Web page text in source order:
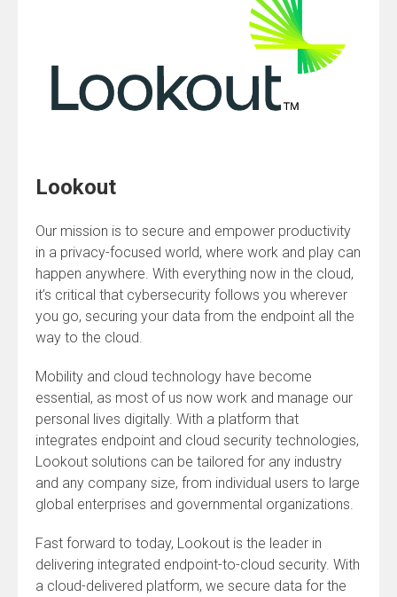
Lookout
Our mission is to secure and empower productivity
in a privacy-focused world, where work and play can
happen anywhere. With everything now in the cloud,
it’s critical that cybersecurity follows you wherever
you go, securing your data from the endpoint all the
way to the cloud.
Mobility and cloud technology have become
essential, as most of us now work and manage our
personal lives digitally. With a platform that
integrates endpoint and cloud security technologies,
Lookout solutions can be tailored for any industry
and any company size, from individual users to large
global enterprises and governmental organizations.
Fast forward to today, Lookout is the leader in
delivering integrated endpoint-to-cloud security. With
a cloud-delivered platform, we secure data for the